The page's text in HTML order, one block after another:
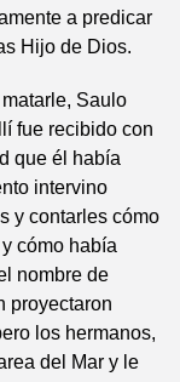
a predicar
Hijo de Dios.
Saulo
fue recibido con
que él había
intervino
y contarles cómo
cómo había
nombre de
proyectaron
los hermanos,
del Mar y le